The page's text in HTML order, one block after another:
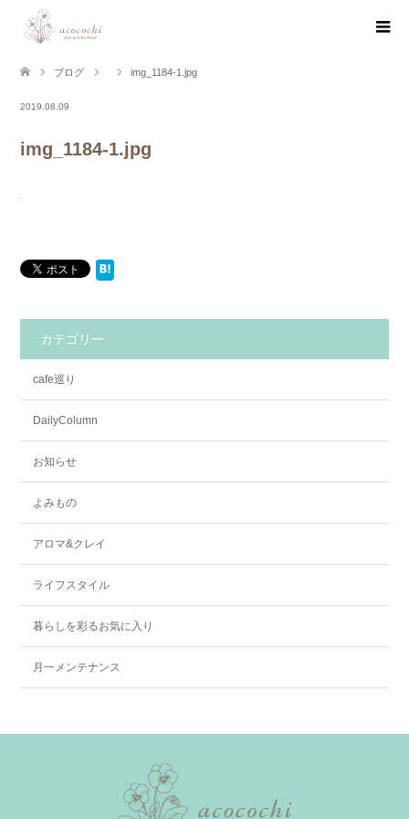
ブログ img_1184-1.jpg
2019.08.09
img_1184-1.jpg
カテゴリー
cafe巡り
DailyColumn
お知らせ
よみもの
アロマ&クレイ
ライフスタイル
暮らしを彩るお気に入り
月一メンテナンス